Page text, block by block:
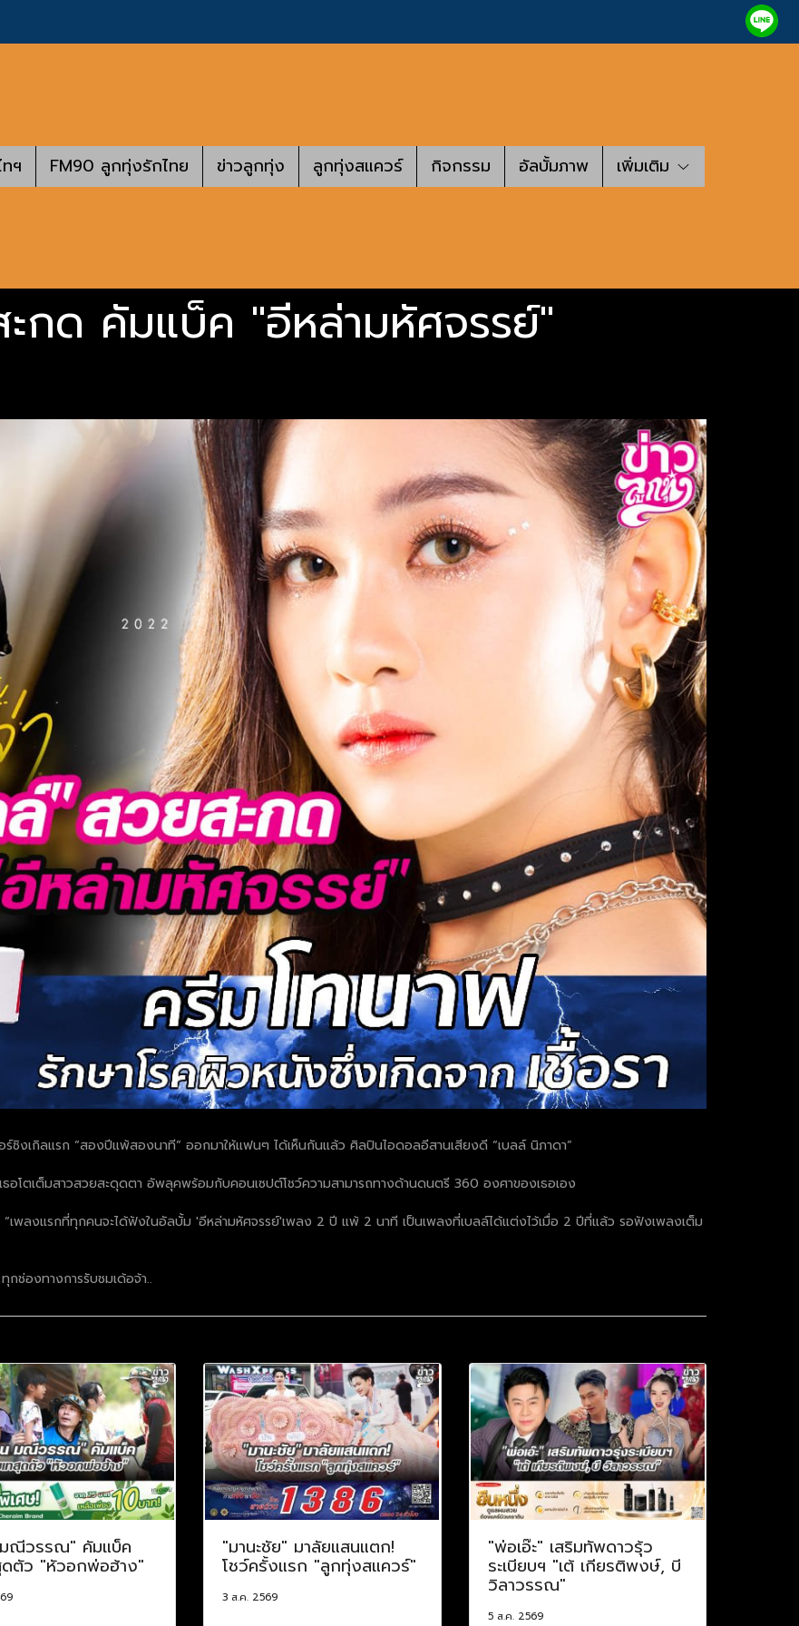
ฯ FM90 ลูกทุ่งรักไทย ข่าวลูกทุ่ง ลูกทุ่งสแควร์ กิจกรรม อัลบั้มภาพ เพิ่มเติม
กด คัมแบ็ค "อีหล่ามหัศจรรย์"
ซิงเกิลแรก “สองปีแพ้สองนาที” ออกมาให้แฟนๆ ได้เห็นกันแล้ว ศิลปินไอดอลอีสานเสียงดี “เบลล์ นิภาดา”
อโตเต็มสาวสวยสะดุดตา อัพลุคพร้อมกับคอนเซปต์โชว์ความสามารถทางด้านดนตรี 360 องศาของเธอเอง
พลงแรกที่ทุกคนจะได้ฟังในอัลบั้ม 'อีหล่ามหัศจรรย์'เพลง 2 ปี แพ้ 2 นาที เป็นเพลงที่เบลล์ได้แต่งไว้เมื่อ 2 ปีที่แล้ว รอฟังเพลงเต็ม
ช่องทางการรับชมเด้อจ้า..
ณีวรรณ" คัมแบ็ค
ดตัว "หัวอกพ่อฮ้าง"
"มานะชัย" มาลัยแสนแตก!
โชว์ครั้งแรก "ลูกทุ่งสแควร์"
3 ส.ค. 2569
"พ่อเอ๊ะ" เสริมทัพดาวรุ้ว
ระเบียบฯ "เต้ เกียรติพงษ์, บี
วิลาวรรณ"
5 ส.ค. 2569